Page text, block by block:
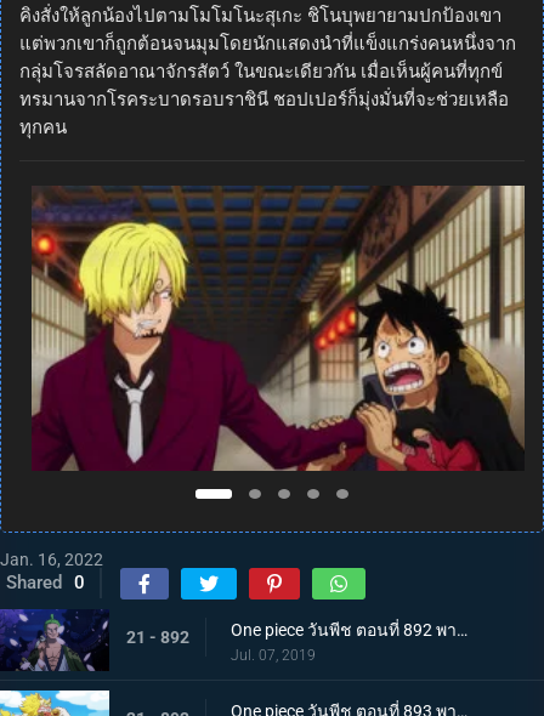
คิงสั่งให้ลูกน้องไปตามโมโมโนะสุเกะ ชิโนบุพยายามปกป้องเขา
แต่พวกเขาก็ถูกต้อนจนมุมโดยนักแสดงนำที่แข็งแกร่งคนหนึ่งจาก
กลุ่มโจรสลัดอาณาจักรสัตว์ ในขณะเดียวกัน เมื่อเห็นผู้คนที่ทุกข์
ทรมานจากโรคระบาดรอบราชินี ชอปเปอร์ก็มุ่งมั่นที่จะช่วยเหลือ
ทุกคน
Jan. 16, 2022
Shared 0
21 - 892 One piece วันพีช ตอนที่ 892 พากย์ไทย แคว้นวาโนะคุนิ! สู่แคว้นแห่งซามูไร
Jul. 07, 2019
One piece วันพีช ตอนที่ 893 พากย์ไทย โอทามะปรากฏตัว ลูฟี่ vs ทหารไคโด!